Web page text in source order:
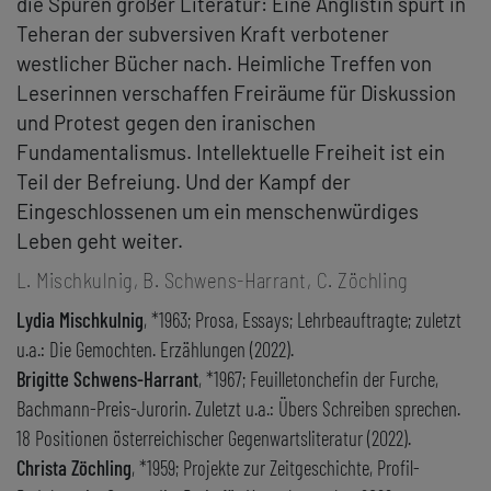
Teheran der subversiven Kraft verbotener
westlicher Bücher nach. Heimliche Treffen von
Leserinnen verschaffen Freiräume für Diskussion
und Protest gegen den iranischen
Fundamentalismus. Intellektuelle Freiheit ist ein
Teil der Befreiung. Und der Kampf der
Eingeschlossenen um ein menschenwürdiges
Leben geht weiter.
L. Mischkulnig, B. Schwens-Harrant, C. Zöchling
Lydia Mischkulnig, *1963; Prosa, Essays; Lehrbeauftragte; zuletzt
u.a.: Die Gemochten. Erzählungen (2022).
Brigitte Schwens-Harrant, *1967; Feuilletonchefin der Furche,
Bachmann-Preis-Jurorin. Zuletzt u.a.: Übers Schreiben sprechen.
18 Positionen österreichischer Gegenwartsliteratur (2022).
Christa Zöchling, *1959; Projekte zur Zeitgeschichte, Profil-